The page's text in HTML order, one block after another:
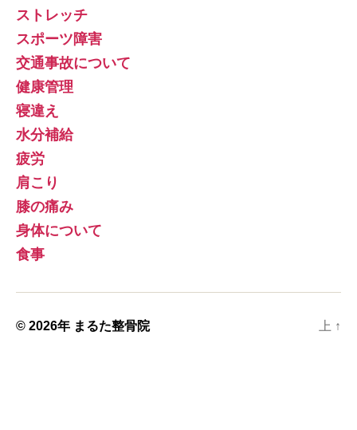
ストレッチ
スポーツ障害
交通事故について
健康管理
寝違え
水分補給
疲労
肩こり
膝の痛み
身体について
食事
© 2026年 まるた整骨院 上 ↑